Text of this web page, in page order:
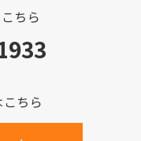
ちら
ちら